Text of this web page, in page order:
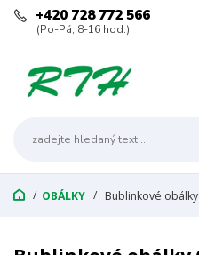
+420 728 772 566
(Po-Pá, 8-16 hod.)
OBÁLKY Bublinkové obálky